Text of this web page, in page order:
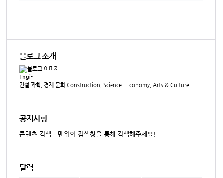
블로그 소개
Engi-
건설 과학, 경제 문화 Construction, Science...Economy, Arts & Culture
공지사항
콘텐츠 검색 - 맨위의 검색창을 통해 검색해주세요!
달력